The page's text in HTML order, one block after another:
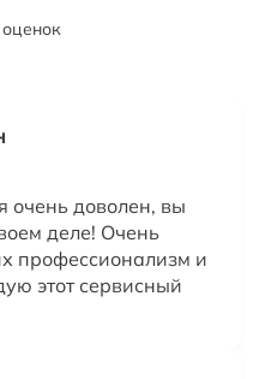
очень доволен, вы
деле! Очень
профессионализм и
этот сервисный